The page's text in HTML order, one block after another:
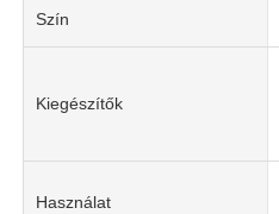
Szín
Kiegészítők
Használat